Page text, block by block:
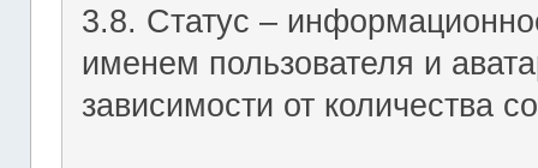
3.8. Статус –
именем пользователя и
зависимости от количества